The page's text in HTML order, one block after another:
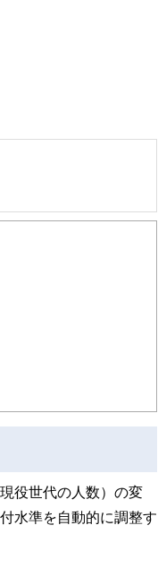
業協会認定）。
る。
。
役世代の人数）の変
水準を自動的に調整す